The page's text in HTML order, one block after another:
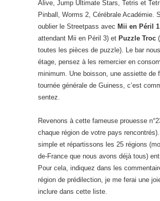
Alive, Jump Ultimate Stars, Tetris et
Pinball, Worms 2, Cérébrale Académie.
oublier le Streetpass avec Mii en Péril
attendant Mii en Péril 3) et Puzzle Troc
toutes les pièces de puzzle). Le bar
étage, pensez à les remercier en
minimum. Une boisson, une assiette de
tournée générale de Guiness, c’est
sentez.
Revenons à cette fameuse prouesse
chaque région de votre pays
simple et répartissons les 25 régions
de-France que nous avons déjà tous)
Pour cela, indiquez dans les
région de prédilection, je me ferai une
inclure dans cette liste.